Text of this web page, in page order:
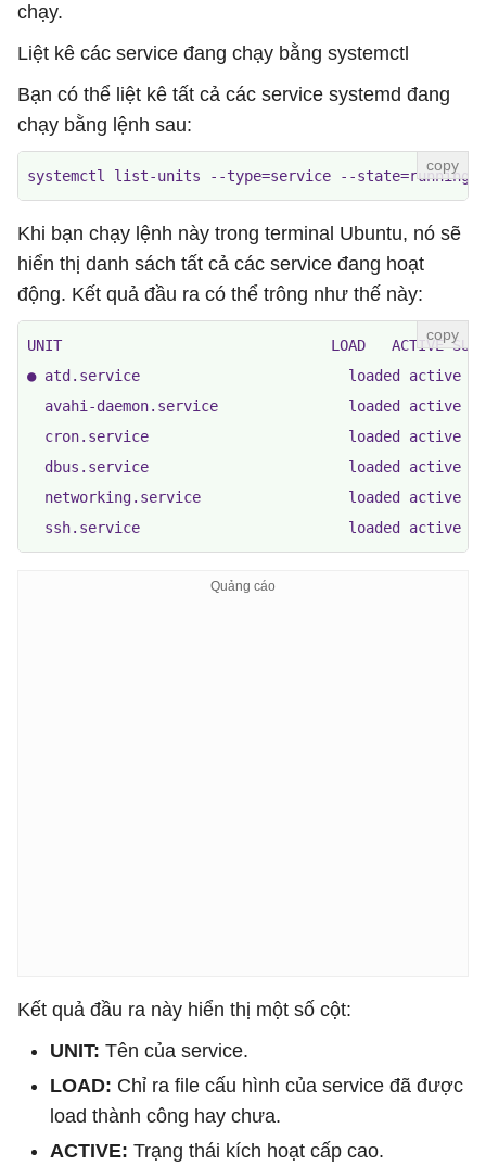
chạy.
Liệt kê các service đang chạy bằng systemctl
Bạn có thể liệt kê tất cả các service systemd đang
chạy bằng lệnh sau:
systemctl list-units --type=service --state=running
Khi bạn chạy lệnh này trong terminal Ubuntu, nó sẽ
hiển thị danh sách tất cả các service đang hoạt
động. Kết quả đầu ra có thể trông như thế này:
UNIT                               LOAD   ACTIVE SUB
● atd.service                        loaded active
avahi-daemon.service               loaded active
cron.service                       loaded active
dbus.service                       loaded active
networking.service                 loaded active
ssh.service                        loaded active
Kết quả đầu ra này hiển thị một số cột:
UNIT: Tên của service.
LOAD: Chỉ ra file cấu hình của service đã được
load thành công hay chưa.
ACTIVE: Trạng thái kích hoạt cấp cao.